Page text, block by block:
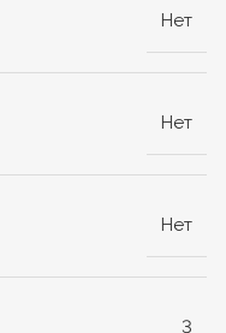
Нет
Нет
Нет
3